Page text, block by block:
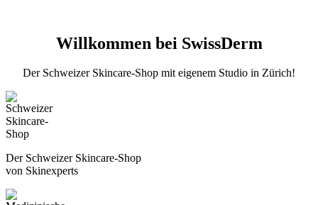
Willkommen bei SwissDerm
Der Schweizer Skincare-Shop mit eigenem Studio in Zürich!
Der Schweizer Skincare-Shop
von Skinexperts